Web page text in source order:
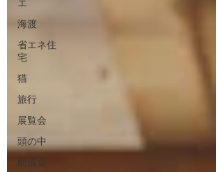
エ
海渡
省エネ住
宅
猫
旅行
展覧会
頭の中
助成金